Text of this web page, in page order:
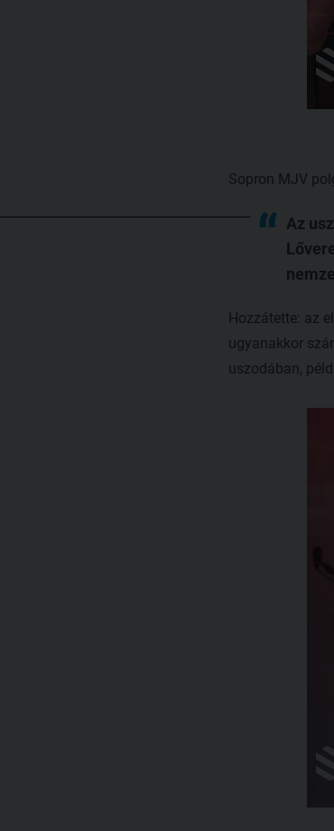
Sopron MJV
Az
Hozzátette: az
ugyanakkor
uszodában,